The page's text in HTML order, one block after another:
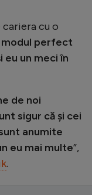
cariera cu o
modul perfect
eu un meci în
de noi
sigur că și cei
anumite
eu mai multe”,
.